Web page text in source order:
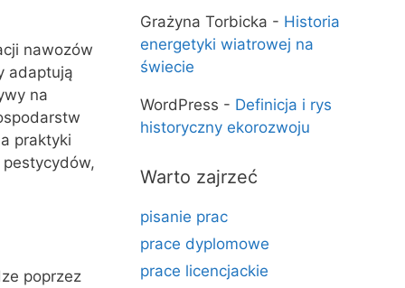
nawozów
adaptują
na
praktyki
poprzez
Grażyna Torbicka - Historia
energetyki wiatrowej na
świecie
WordPress - Definicja i rys
historyczny ekorozwoju
Warto zajrzeć
pisanie prac
prace dyplomowe
prace licencjackie